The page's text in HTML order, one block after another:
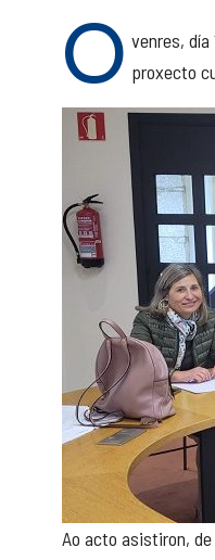
O venres, día
proxecto
Ao acto asistiron,